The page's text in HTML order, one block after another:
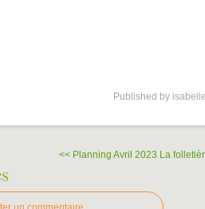
Published by isabelle
<< Planning Avril 2023 La